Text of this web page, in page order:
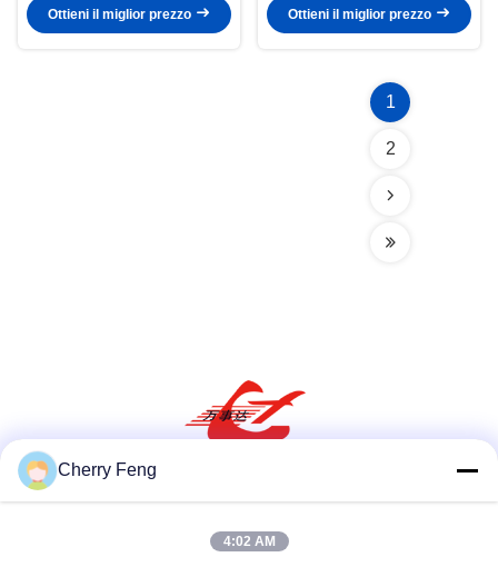
macchina orizzontale del
Ottieni il miglior prezzo
verticale 2000Kgs della pressa-
Ottieni il miglior prezzo
1
2
Social media
Cherry Feng
4:02 AM